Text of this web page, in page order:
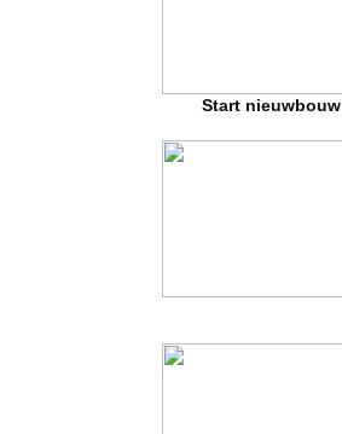
Start nieuwbouw